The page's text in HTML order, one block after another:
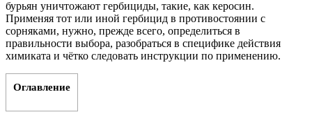
бурьян уничтожают гербициды, такие, как керосин.
Применяя тот или иной гербицид в противостоянии с
сорняками, нужно, прежде всего, определиться в
правильности выбора, разобраться в специфике действия
химиката и чётко следовать инструкции по применению.
Оглавление